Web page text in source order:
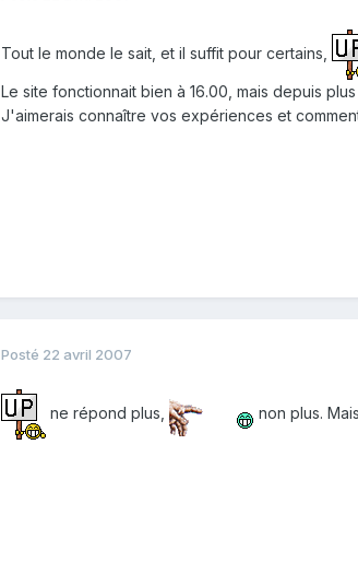
Tout le monde le sait, et il suffit pour certains,
Le site fonctionnait bien à 16.00, mais depuis
J'aimerais connaître vos expériences et
Posté 22 avril 2007
ne répond plus, non plus.